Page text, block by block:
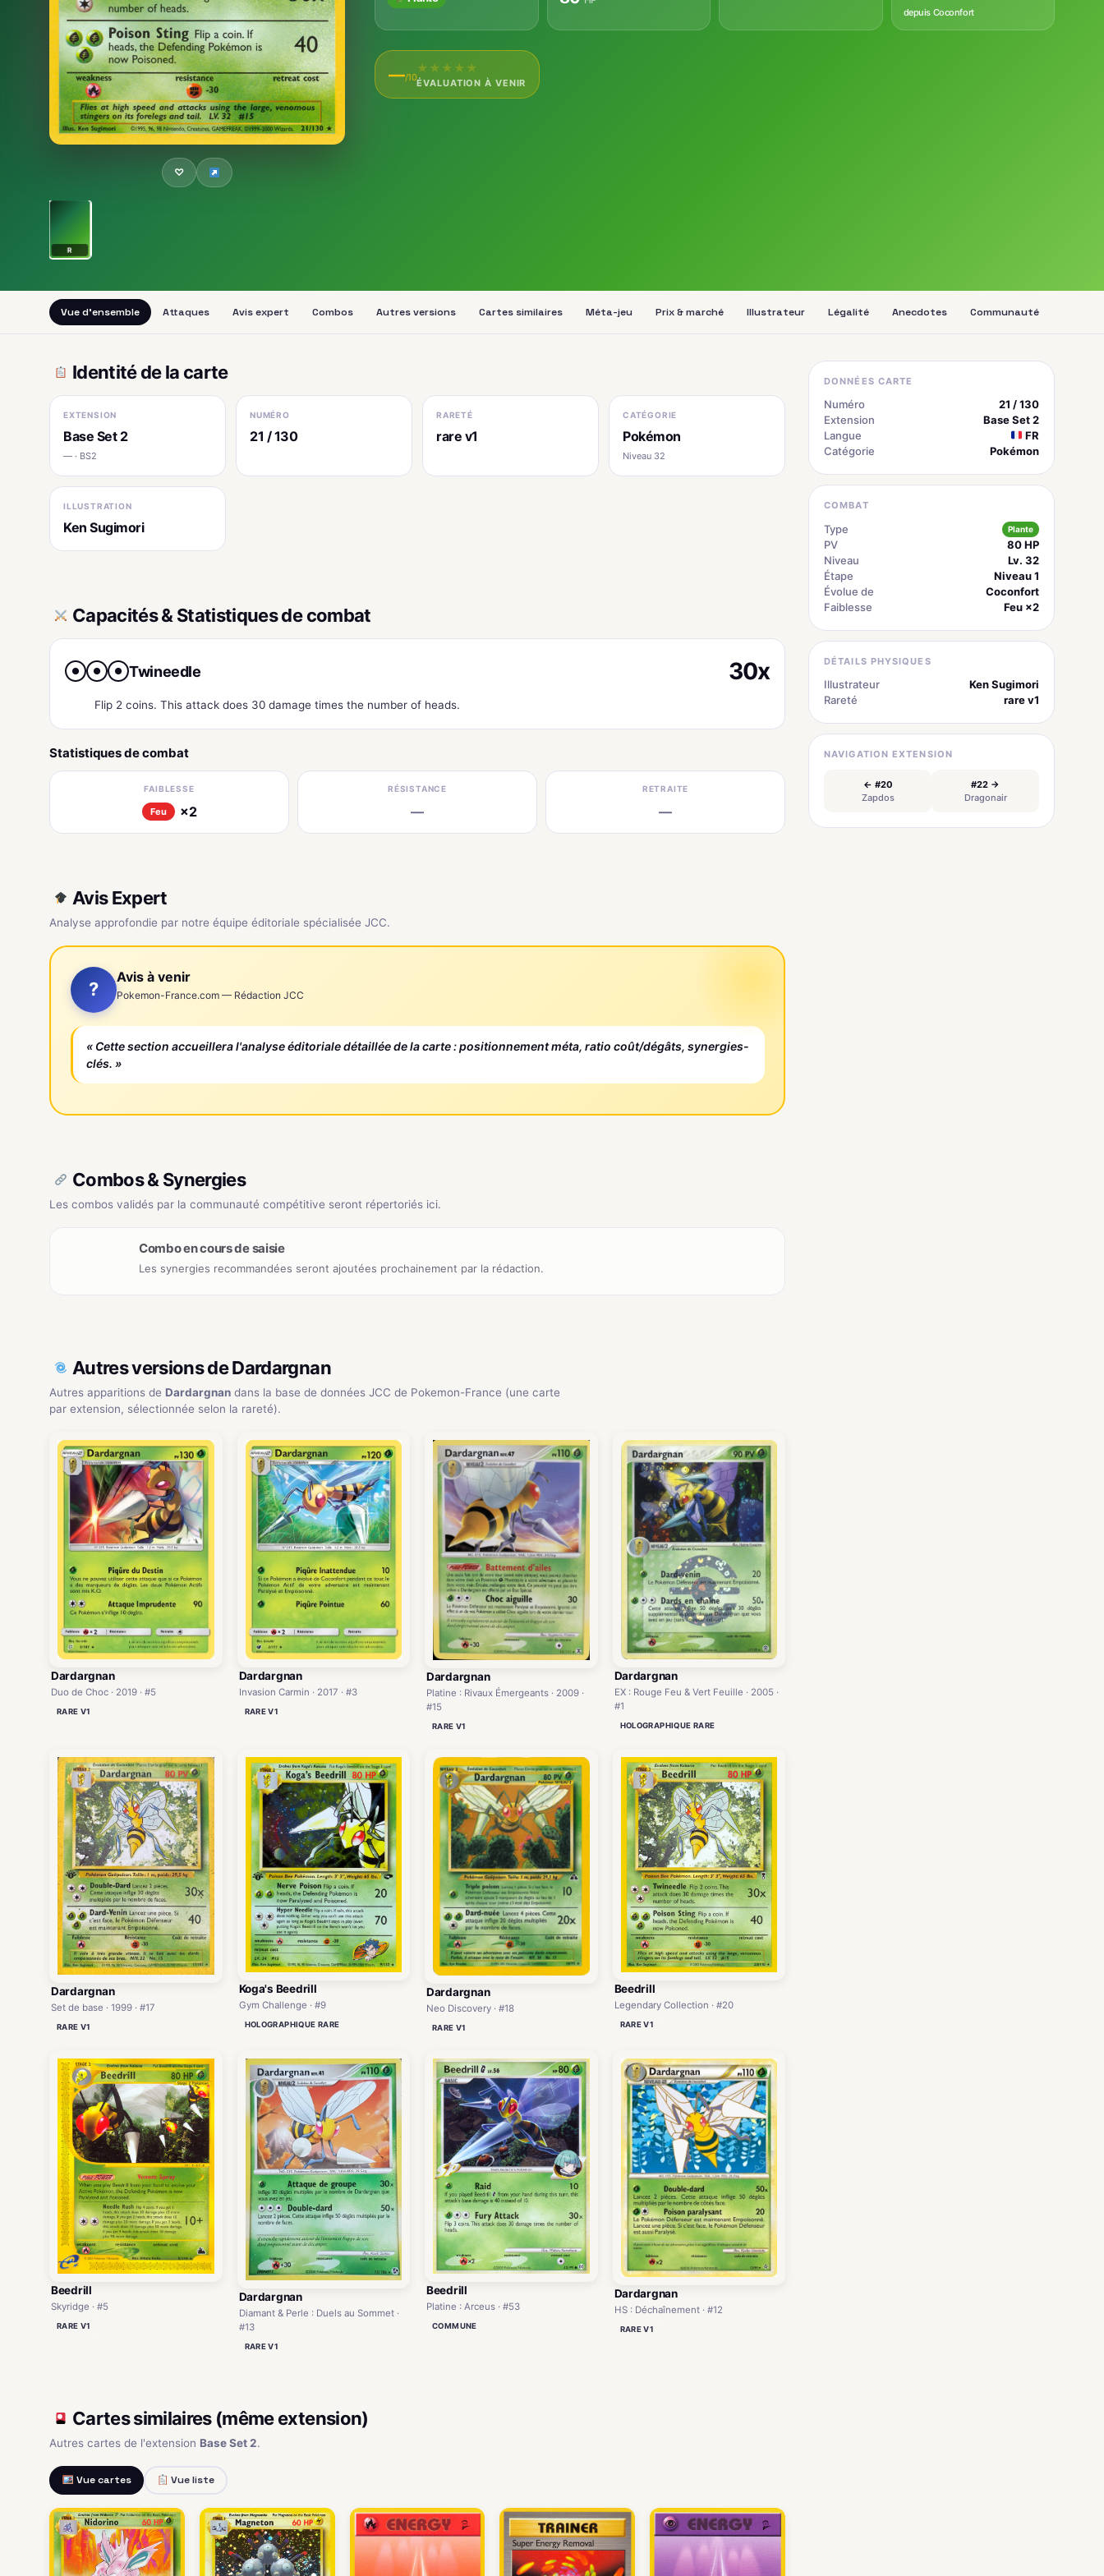
♡
R
depuis Coconfort
—/10
★ ★ ★ ★ ★
ÉVALUATION À VENIR
Vue d'ensemble Attaques Avis expert Combos Autres versions Cartes similaires Méta-jeu Prix & marché Illustrateur Légalité Anecdotes Communauté
Identité de la carte
EXTENSION
Base Set 2
— · BS2
NUMÉRO
21 / 130
RARETÉ
rare v1
CATÉGORIE
Pokémon
Niveau 32
ILLUSTRATION
Ken Sugimori
Capacités & Statistiques de combat
● ● ● Twineedle 30x
Flip 2 coins. This attack does 30 damage times the number of heads.
Statistiques de combat
FAIBLESSE
Feu ×2
RÉSISTANCE
—
RETRAITE
—
Avis Expert
Analyse approfondie par notre équipe éditoriale spécialisée JCC.
?
Avis à venir
Pokemon-France.com — Rédaction JCC
« Cette section accueillera l'analyse éditoriale détaillée de la carte : positionnement méta, ratio coût/dégâts, synergies-
clés. »
Combos & Synergies
Les combos validés par la communauté compétitive seront répertoriés ici.
Combo en cours de saisie
Les synergies recommandées seront ajoutées prochainement par la rédaction.
Autres versions de Dardargnan
Autres apparitions de Dardargnan dans la base de données JCC de Pokemon-France (une carte
par extension, sélectionnée selon la rareté).
Dardargnan
Duo de Choc · 2019 · #5
RARE V1
Dardargnan
Invasion Carmin · 2017 · #3
RARE V1
Dardargnan
Platine : Rivaux Émergeants · 2009 ·
#15
RARE V1
Dardargnan
EX : Rouge Feu & Vert Feuille · 2005 ·
#1
HOLOGRAPHIQUE RARE
Dardargnan
Set de base · 1999 · #17
RARE V1
Koga's Beedrill
Gym Challenge · #9
HOLOGRAPHIQUE RARE
Dardargnan
Neo Discovery · #18
RARE V1
Beedrill
Legendary Collection · #20
RARE V1
Beedrill
Skyridge · #5
RARE V1
Dardargnan
Diamant & Perle : Duels au Sommet ·
#13
RARE V1
Beedrill
Platine : Arceus · #53
COMMUNE
Dardargnan
HS : Déchaînement · #12
RARE V1
Cartes similaires (même extension)
Autres cartes de l'extension Base Set 2.
Vue cartes Vue liste
DONNÉES CARTE
Numéro
21 / 130
Extension
Base Set 2
Langue
FR
Catégorie
Pokémon
COMBAT
Type Plante
PV
80 HP
Niveau
Lv. 32
Étape
Niveau 1
Évolue de
Coconfort
Faiblesse
Feu ×2
DÉTAILS PHYSIQUES
Illustrateur
Ken Sugimori
Rareté
rare v1
NAVIGATION EXTENSION
← #20
Zapdos
#22 →
Dragonair